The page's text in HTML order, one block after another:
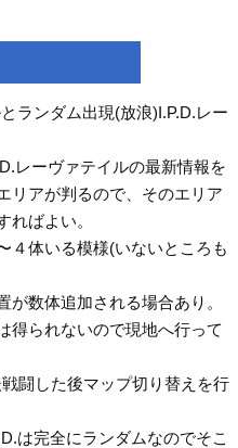
ランダム出現(放浪)I.P.D.レー
レーヴァテイルの最新情報を
リアが判るので、そのエリア
ればよい。
４体いる模様(いないところも
が数体追加される場合あり。
得られないので現地へ行って
闘した後マップ切り替えを行
は完全にランダムなのでそこ